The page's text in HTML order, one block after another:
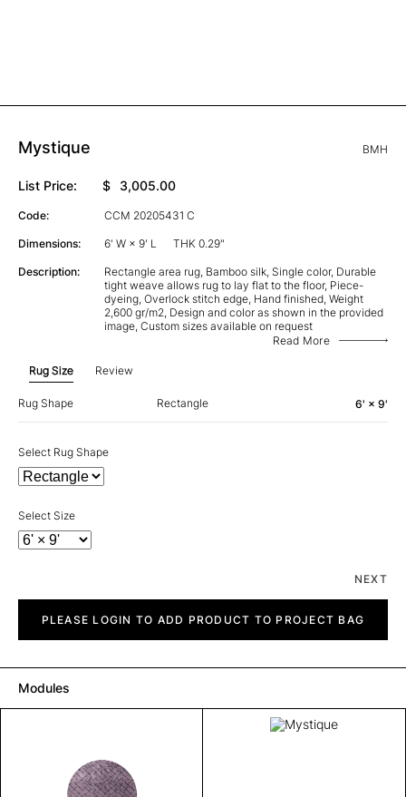
Mystique BMH
List Price: $ 3,005.00
Code: CCM 20205431 C
Dimensions: 6' W × 9' L THK 0.29"
Description:
Rectangle area rug, Bamboo silk, Single color, Durable
tight weave allows rug to lay flat to the floor, Piece-
dyeing, Overlock stitch edge, Hand finished, Weight
2,600 gr/m2, Design and color as shown in the provided
image, Custom sizes available on request
Read More
Rug Size Review
Rug Shape Rectangle 6' × 9'
Select Rug Shape
Select Size
NEXT
quantityPLEASE LOGIN TO ADD PRODUCT TO PROJECT BAG
Modules